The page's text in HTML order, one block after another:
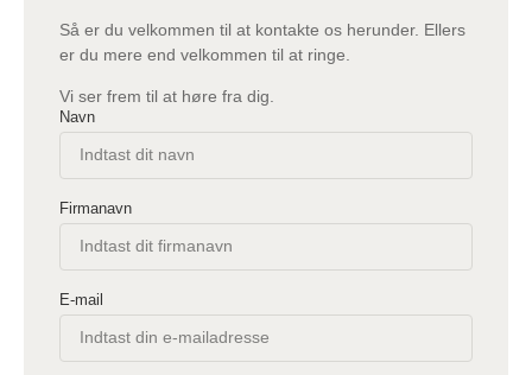
Så er du velkommen til at kontakte os herunder. Ellers
er du mere end velkommen til at ringe.
Vi ser frem til at høre fra dig.
Navn
Firmanavn
E-mail